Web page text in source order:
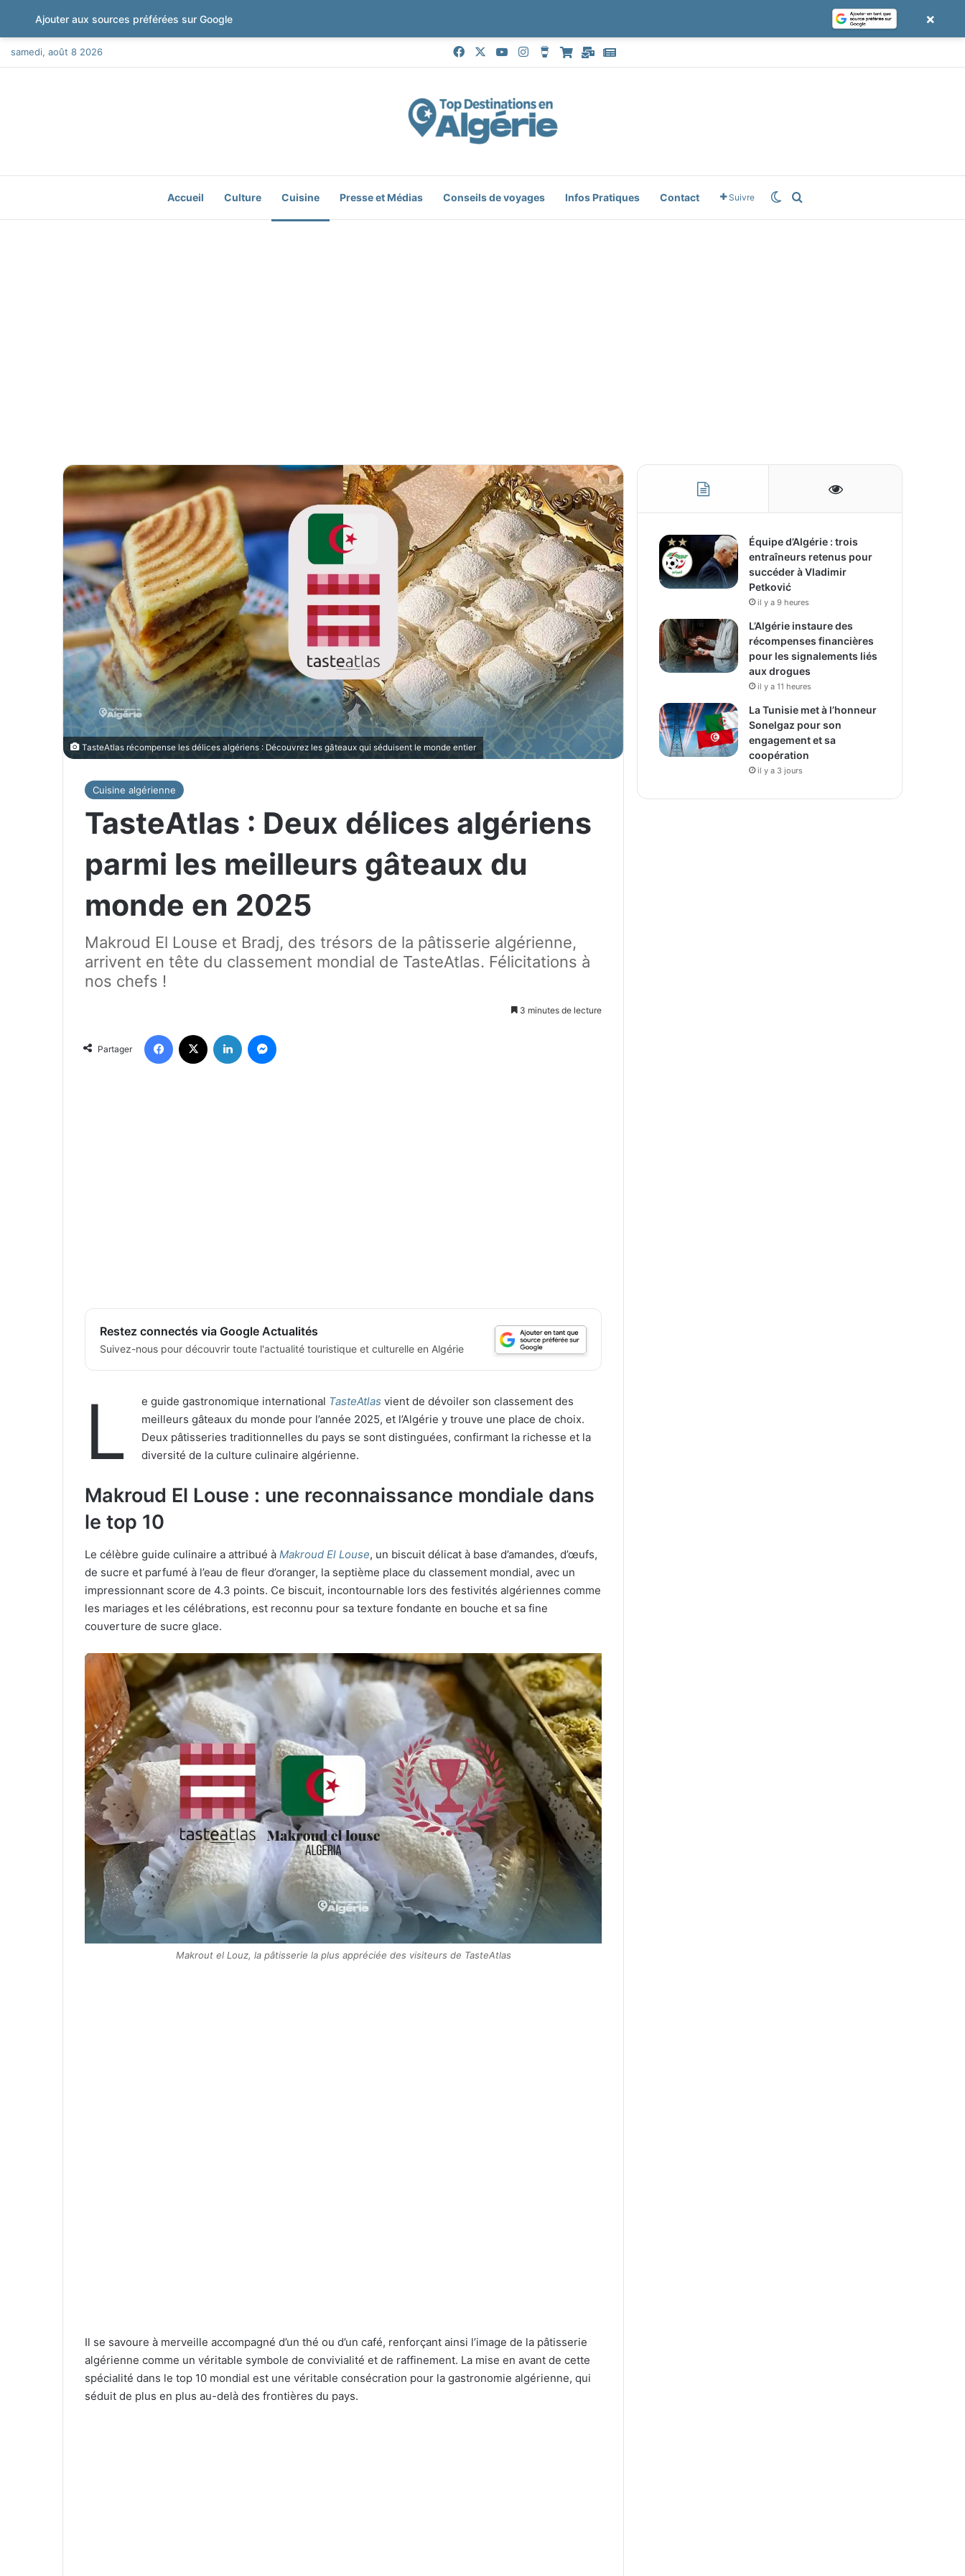
samedi, août 8 2026 FacebookYouTubeInstagramBuy Me a Coffee
Boutique
MailGoogle News
Accueil Culture Cuisine Presse et Médias Conseils de voyages Infos Pratiques Contact Suivre Switch skin
TasteAtlas récompense les délices algériens : Découvrez les gâteaux qui séduisent le monde entier
Cuisine algérienne
TasteAtlas : Deux délices algériens
parmi les meilleurs gâteaux du
monde en 2025
Makroud El Louse et Bradj, des trésors de la pâtisserie algérienne,
arrivent en tête du classement mondial de TasteAtlas. Félicitations à
nos chefs !
3 minutes de lecture
Partager
Restez connectés via Google Actualités
Suivez-nous pour découvrir toute l'actualité touristique et culturelle en Algérie
L e guide gastronomique international TasteAtlas vient de dévoiler son classement des
meilleurs gâteaux du monde pour l’année 2025, et l’Algérie y trouve une place de choix.
Deux pâtisseries traditionnelles du pays se sont distinguées, confirmant la richesse et la
diversité de la culture culinaire algérienne.
Makroud El Louse : une reconnaissance mondiale dans
le top 10
Le célèbre guide culinaire a attribué à Makroud El Louse, un biscuit délicat à base d’amandes, d’œufs,
de sucre et parfumé à l’eau de fleur d’oranger, la septième place du classement mondial, avec un
impressionnant score de 4.3 points. Ce biscuit, incontournable lors des festivités algériennes comme
les mariages et les célébrations, est reconnu pour sa texture fondante en bouche et sa fine
couverture de sucre glace.
Makrout el Louz, la pâtisserie la plus appréciée des visiteurs de TasteAtlas
Il se savoure à merveille accompagné d’un thé ou d’un café, renforçant ainsi l’image de la pâtisserie
algérienne comme un véritable symbole de convivialité et de raffinement. La mise en avant de cette
spécialité dans le top 10 mondial est une véritable consécration pour la gastronomie algérienne, qui
séduit de plus en plus au-delà des frontières du pays.
Équipe d’Algérie : trois
entraîneurs retenus pour
succéder à Vladimir
Petković
il y a 9 heures
L’Algérie instaure des
récompenses financières
pour les signalements liés
aux drogues
il y a 11 heures
La Tunisie met à l’honneur
Sonelgaz pour son
engagement et sa
coopération
il y a 3 jours
Ajouter aux sources préférées sur Google ×